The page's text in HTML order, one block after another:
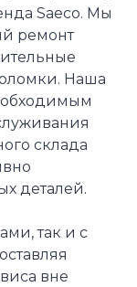
Saeco. Мы
ремонт
Наша
склада
деталей.
так и с
вне